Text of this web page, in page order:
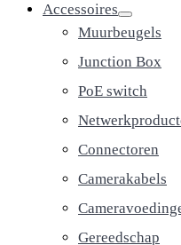
Accessoires
Muurbeugels
Junction Box
PoE switch
Connectoren
Camerakabels
Gereedschap